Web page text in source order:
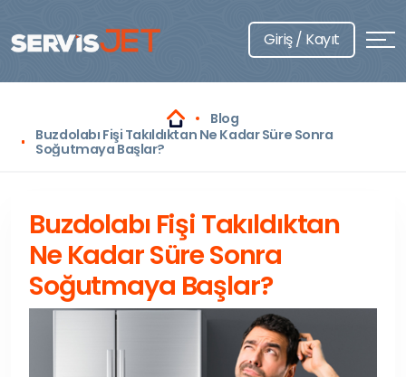
Giriş / Kayıt
Blog
Buzdolabı Fişi Takıldıktan Ne Kadar Süre Sonra
Soğutmaya Başlar?
Buzdolabı Fişi Takıldıktan
Ne Kadar Süre Sonra
Soğutmaya Başlar?